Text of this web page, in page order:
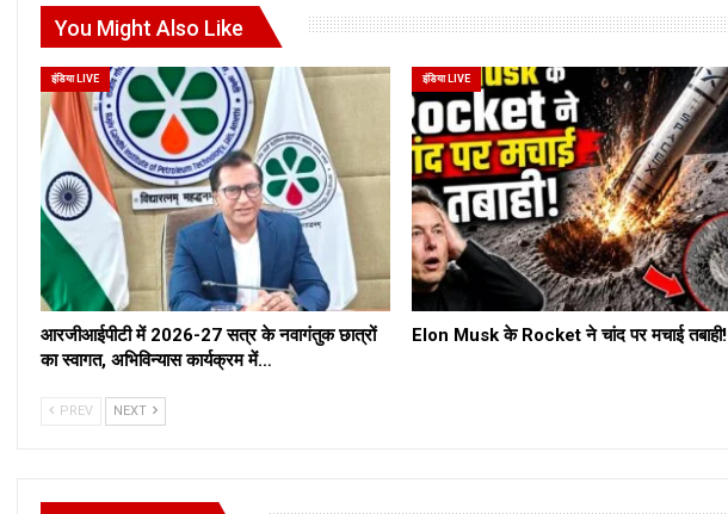
You Might Also Like
इंडिया LIVE
आरजीआईपीटी में 2026-27 सत्र के नवागंतुक छात्रों
का स्वागत, अभिविन्यास कार्यक्रम में…
इंडिया LIVE
Elon Musk के Rocket ने चांद पर मचाई तबाही!
PREV NEXT